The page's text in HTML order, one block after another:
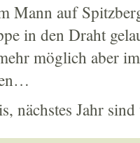
Mann auf
in den Draht
möglich aber
nächstes Jahr